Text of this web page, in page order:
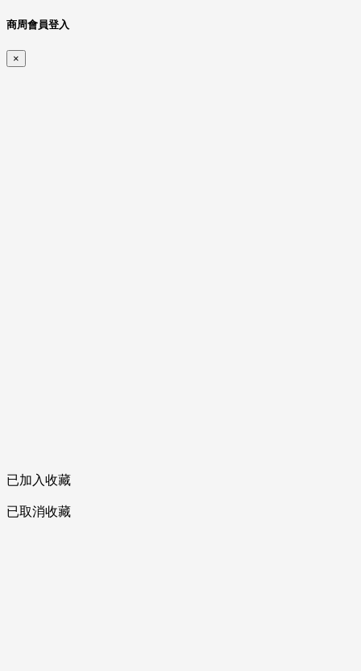
商周會員登入
×
已加入收藏
已取消收藏